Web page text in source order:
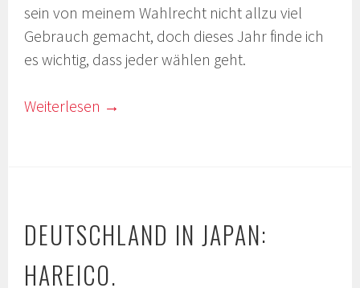
sein von meinem Wahlrecht nicht allzu viel
Gebrauch gemacht, doch dieses Jahr finde ich
es wichtig, dass jeder wählen geht.
Weiterlesen →
DEUTSCHLAND IN JAPAN:
HAREICO.